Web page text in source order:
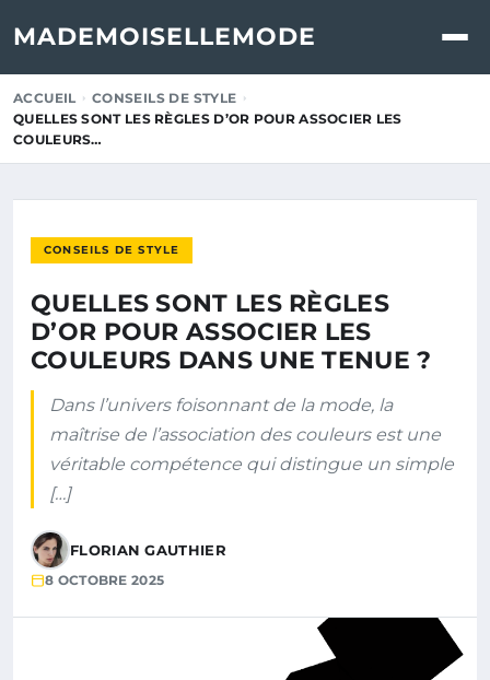
MADEMOISELLEMODE
ACCUEIL
CONSEILS DE STYLE
QUELLES SONT LES RÈGLES D’OR POUR ASSOCIER LES
COULEURS…
CONSEILS DE STYLE
QUELLES SONT LES RÈGLES
D’OR POUR ASSOCIER LES
COULEURS DANS UNE TENUE ?
Dans l’univers foisonnant de la mode, la
maîtrise de l’association des couleurs est une
véritable compétence qui distingue un simple
[…]
FLORIAN GAUTHIER
8 OCTOBRE 2025